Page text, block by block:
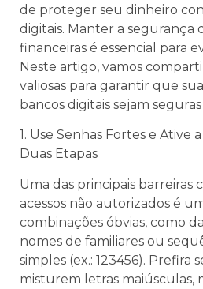
de proteger seu dinheiro
digitais. Manter a segurança
financeiras é essencial para
Neste artigo, vamos
valiosas para garantir que
bancos digitais sejam
1. Use Senhas Fortes e Ative
Duas Etapas
Uma das principais barreiras
acessos não autorizados é
combinações óbvias, como
nomes de familiares ou
simples (ex.: 123456). Prefira
misturem letras maiúsculas,